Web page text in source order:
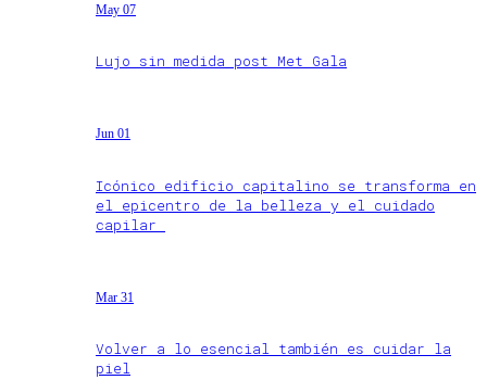
May 07
Lujo sin medida post Met Gala
Jun 01
Icónico edificio capitalino se transforma en
el epicentro de la belleza y el cuidado
capilar
Mar 31
Volver a lo esencial también es cuidar la
piel